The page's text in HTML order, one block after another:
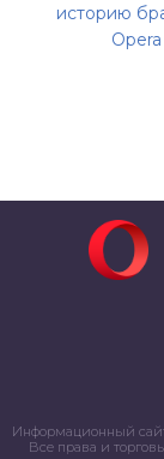
историю
Opera
Информационный
Все права и